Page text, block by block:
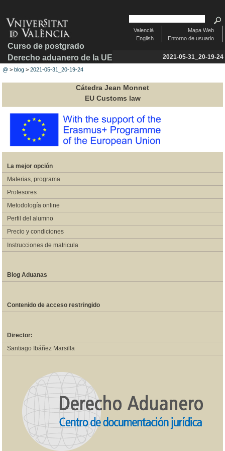
Curso de postgrado
Derecho aduanero de la UE
Mapa Web
Entorno de usuario
Valencià
English
2021-05-31_20-19-24
@ >blog >2021-05-31_20-19-24
Cátedra Jean Monnet
EU Customs law
La mejor opción
Materias, programa
Profesores
Metodología online
Perfil del alumno
Precio y condiciones
Instrucciones de matricula
Blog Aduanas
Contenido de acceso restringido
Director:
Santiago Ibáñez Marsilla